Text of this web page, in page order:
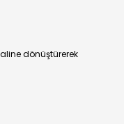
dönüştürerek